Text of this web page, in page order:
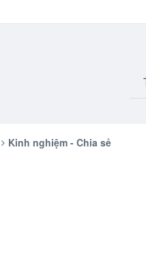
Kinh nghiệm - Chia sẻ